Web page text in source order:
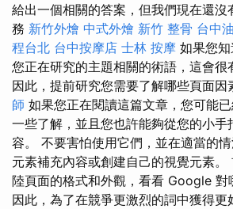
給出一個相關的答案，但我們現在還
務 新竹外燴 中式外燴 新竹 整骨 台中
程台北 台中按摩店 士林 按摩 如果您
您正在研究的主題相關的術語，這會很
因此，提前研究您需要了解哪些頁面因
師 如果您正在閱讀這篇文章，您可能
一些了解，並且您也許能夠從您的小手
容。 不要害怕使用它們，並在適當的
元素補充內容或創建自己的視覺元素。
陸頁面的格式和外觀，看看 Google 對
因此，為了在競爭更激烈的詞中獲得更